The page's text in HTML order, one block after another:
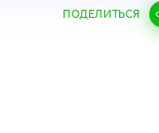
ПОДЕЛИТЬСЯ